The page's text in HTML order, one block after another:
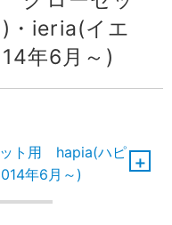
ieria(イエ
年6月～)